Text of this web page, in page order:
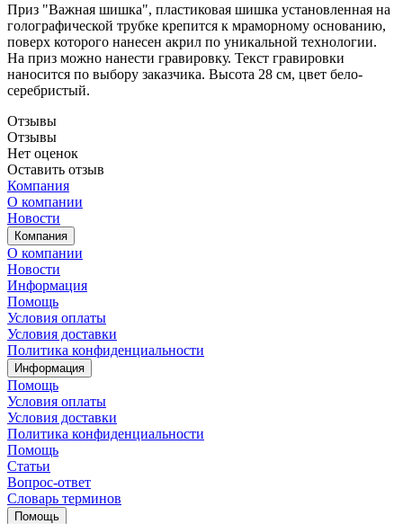
Приз "Важная шишка", пластиковая шишка установленная на
голографической трубке крепится к мраморному основанию,
поверх которого нанесен акрил по уникальной технологии.
На приз можно нанести гравировку. Текст гравировки
наносится по выбору заказчика. Высота 28 см, цвет бело-
серебристый.
Отзывы
Отзывы
Нет оценок
Оставить отзыв
Компания
О компании
Новости
Компания
О компании
Новости
Информация
Помощь
Условия оплаты
Условия доставки
Политика конфиденциальности
Информация
Помощь
Условия оплаты
Условия доставки
Политика конфиденциальности
Помощь
Статьи
Вопрос-ответ
Словарь терминов
Помощь